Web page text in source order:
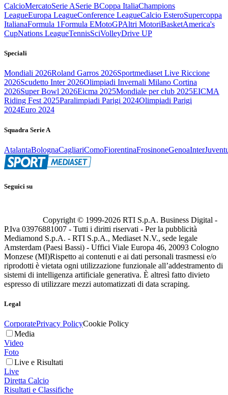
CalcioMercatoSerie ASerie BCoppa ItaliaChampions
LeagueEuropa LeagueConference LeagueCalcio EsteroSupercoppa
ItalianaFormula 1Formula EMotoGPAltri MotoriBasketAmerica's
CupNations LeagueTennisSciVolleyDrive UP
Speciali
Mondiali 2026Roland Garros 2026Sportmediaset Live Riccione
2026Scudetto Inter 2026Olimpiadi Invernali Milano Cortina
2026Super Bowl 2026Eicma 2025Mondiale per club 2025EICMA
Riding Fest 2025Paralimpiadi Parigi 2024Olimpiadi Parigi
2024Euro 2024
Squadra Serie A
AtalantaBolognaCagliariComoFiorentinaFrosinoneGenoaInter
Seguici su
Copyright © 1999-2026 RTI S.p.A. Business Digital -
P.Iva 03976881007 - Tutti i diritti riservati - Per la pubblicità
Mediamond S.p.A. - RTI S.p.A., Mediaset N.V., sede legale
Amsterdam (Paesi Bassi) - Uffici Viale Europa 46, 20093 Cologno
Monzese (MI)Rispetto ai contenuti e ai dati personali trasmessi e/o
riprodotti è vietata ogni utilizzazione funzionale all’addestramento di
sistemi di intelligenza artificiale generativa. È altresì fatto divieto
espresso di utilizzare mezzi automatizzati di data scraping.
Legal
CorporatePrivacy PolicyCookie Policy
Media
Video
Foto
Live e Risultati
Live
Diretta Calcio
Risultati e Classifiche